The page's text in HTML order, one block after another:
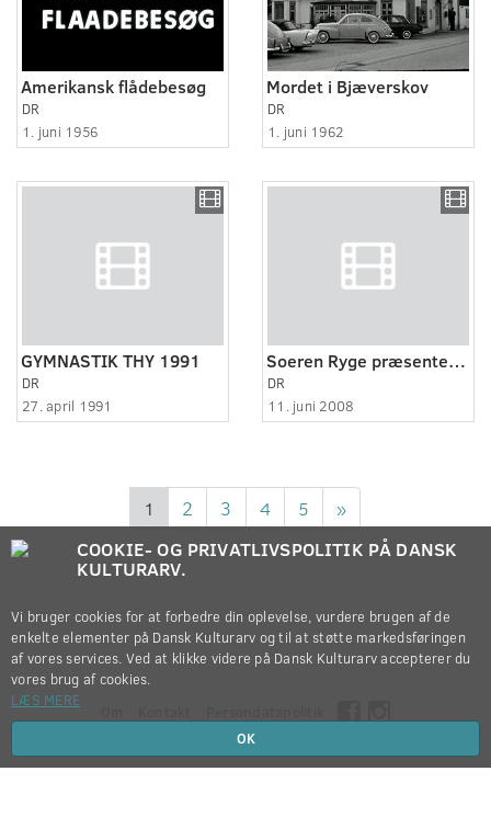
Amerikansk flådebesøg
DR
1. juni 1956
Mordet i Bjæverskov
DR
1. juni 1962
GYMNASTIK THY 1991
DR
27. april 1991
Soeren Ryge præsenterer - Leif Den Lykkelige
DR
11. juni 2008
1 2 3 4 5 »
Copyright © 2012-2026
COOKIE- OG PRIVATLIVSPOLITIK PÅ DANSK
KULTURARV.
Vi bruger cookies for at forbedre din oplevelse, vurdere brugen af de
enkelte elementer på Dansk Kulturarv og til at støtte markedsføringen
af vores services. Ved at klikke videre på Dansk Kulturarv accepterer du
vores brug af cookies.
LÆS MERE
OK